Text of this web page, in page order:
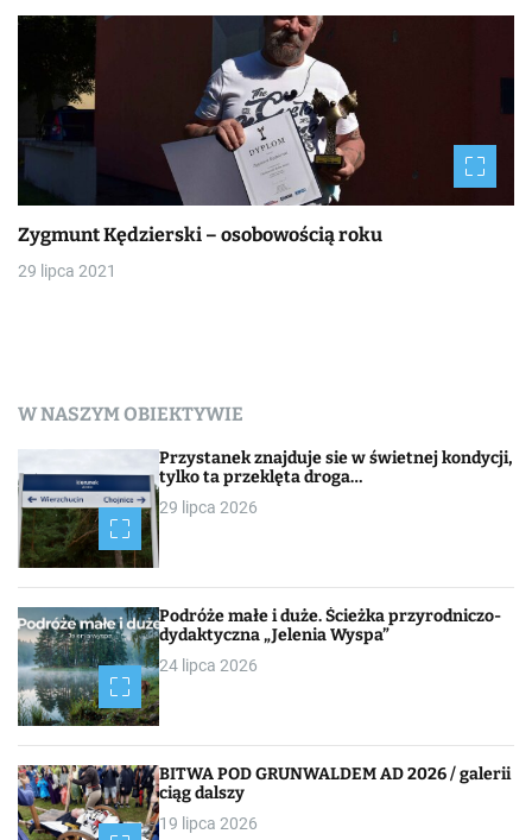
Zygmunt Kędzierski – osobowością roku
29 lipca 2021
W NASZYM OBIEKTYWIE
Przystanek znajduje sie w świetnej kondycji,
tylko ta przeklęta droga…
29 lipca 2026
Podróże małe i duże. Ścieżka przyrodniczo-
dydaktyczna „Jelenia Wyspa”
24 lipca 2026
BITWA POD GRUNWALDEM AD 2026 / galerii
ciąg dalszy
19 lipca 2026